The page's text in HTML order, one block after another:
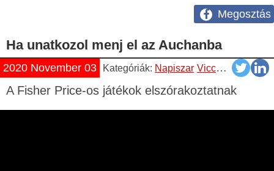
Megosztás
Ha unatkozol menj el az Auchanba
2020 November 03 Kategóriák: Napiszar Vicces Videók
A Fisher Price-os játékok elszórakoztatnak